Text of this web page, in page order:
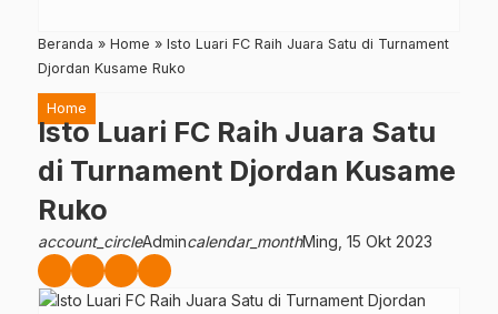
Beranda » Home » Isto Luari FC Raih Juara Satu di Turnament
Djordan Kusame Ruko
Home
Isto Luari FC Raih Juara Satu
di Turnament Djordan Kusame
Ruko
account_circleAdmincalendar_monthMing, 15 Okt 2023